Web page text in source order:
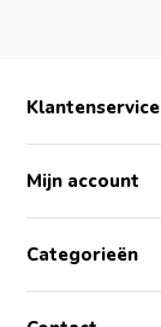
Klantenservice
Mijn account
Categorieën